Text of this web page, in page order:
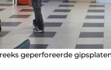
reeks geperforeerde